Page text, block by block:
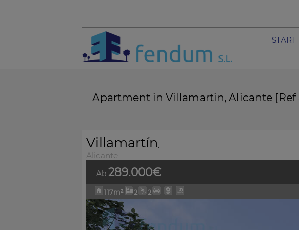
START
Apartment in Villamartin, Alicante [Ref
Villamartín,
Alicante
Ab 289.000€
117m² 2 2